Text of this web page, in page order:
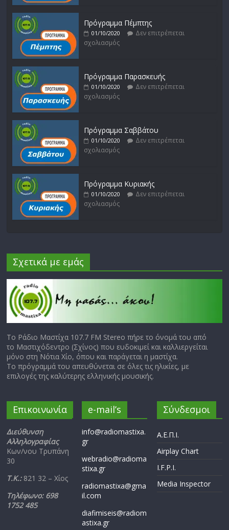
Πρόγραμμα Πέμπτης
01/10/2020
Δεν επιτρέπεται
σχολιασμός
Πρόγραμμα Παρασκευής
01/10/2020
Δεν επιτρέπεται
σχολιασμός
Πρόγραμμα Σαββάτου
01/10/2020
Δεν επιτρέπεται
σχολιασμός
Πρόγραμμα Κυριακής
01/10/2020
Δεν επιτρέπεται
σχολιασμός
Σχετικά με εμάς
Το Ράδιο Μαστίχα 107.7 FM Stereo πήρε το όνομά του από
το Μαστιχόδεντρο (Σχίνος) που ευδοκιμεί και καλλιεργείται
μόνο στη Νότια Χίο, όπου και παράγεται η μαστίχα.
Το πρόγραμμά του απευθύνεται σε όλες τις ηλικίες, με
επιλογές της καλύτερης ελληνικής μουσικής.
Επικοινωνία
Διεύθυνση
Αλληλογραφίας
Κων/νου Τρυπάνη
30
Τ.Κ.: 821 32 – Χίος
Τηλέφωνο: 698
1752 485
e-mail’s
info@radiomastixa.
gr
webradio@radioma
stixa.gr
radiomastixa@gma
il.com
diafimiseis@radiom
astixa.gr
Σύνδεσμοι
Α.Ε.Π.Ι.
Airplay Chart
I.F.P.I.
Media Inspector